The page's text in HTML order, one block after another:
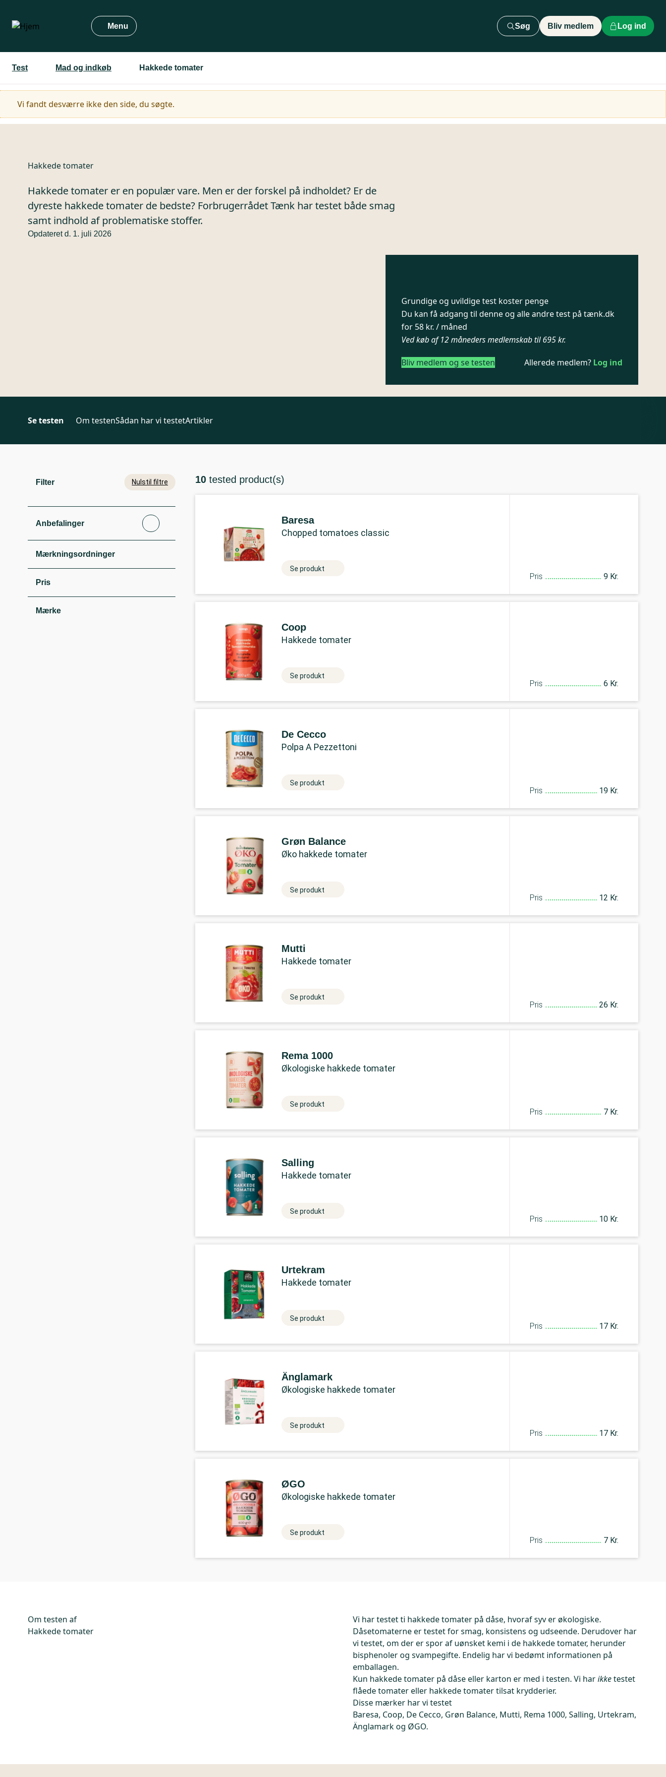
hovedindhold
Menu Søg Bliv medlem Log ind
Test Mad og indkøb Hakkede tomater
Advarselsmeddelelse
Vi fandt desværre ikke den side, du søgte.
Hakkede tomater
Hakkede tomater er en populær vare. Men er der forskel på indholdet? Er de
dyreste hakkede tomater de bedste? Forbrugerrådet Tænk har testet både smag
samt indhold af problematiske stoffer.
Opdateret d. 1. juli 2026
Grundige og uvildige test koster penge
Du kan få adgang til denne og alle andre test på tænk.dk
for 58 kr. / måned
Ved køb af 12 måneders medlemskab til 695 kr.
Bliv medlem og se testen Allerede medlem? Log ind
Se testen Om testenSådan har vi testetArtikler
Filter Nulstil filtre
Anbefalinger
Mærkningsordninger
Pris
Mærke
10 tested product(s)
Baresa
Chopped tomatoes classic
Se produkt
Pris 9 Kr.
Coop
Hakkede tomater
Se produkt
Pris 6 Kr.
De Cecco
Polpa A Pezzettoni
Se produkt
Pris 19 Kr.
Grøn Balance
Øko hakkede tomater
Se produkt
Pris 12 Kr.
Mutti
Hakkede tomater
Se produkt
Pris 26 Kr.
Rema 1000
Økologiske hakkede tomater
Se produkt
Pris 7 Kr.
Salling
Hakkede tomater
Se produkt
Pris 10 Kr.
Urtekram
Hakkede tomater
Se produkt
Pris 17 Kr.
Änglamark
Økologiske hakkede tomater
Se produkt
Pris 17 Kr.
ØGO
Økologiske hakkede tomater
Se produkt
Pris 7 Kr.
Om testen af
Hakkede tomater
Vi har testet ti hakkede tomater på dåse, hvoraf syv er økologiske.
Dåsetomaterne er testet for smag, konsistens og udseende. Derudover har
vi testet, om der er spor af uønsket kemi i de hakkede tomater, herunder
bisphenoler og svampegifte. Endelig har vi bedømt informationen på
emballagen.
Kun hakkede tomater på dåse eller karton er med i testen. Vi harikketestet
flåede tomater eller hakkede tomater tilsat krydderier.
Disse mærker har vi testet
Baresa, Coop, De Cecco, Grøn Balance, Mutti, Rema 1000, Salling, Urtekram,
Änglamark og ØGO.